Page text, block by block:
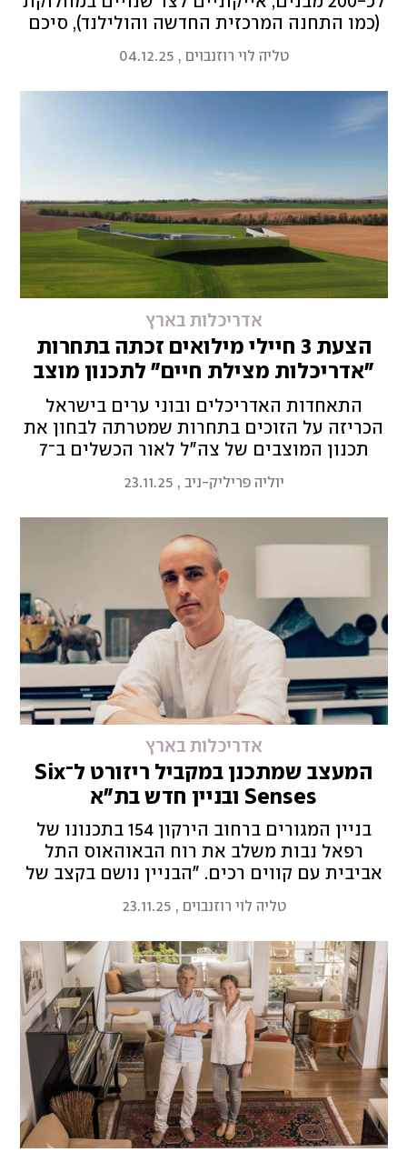
(כמו התחנה המרכזית החדשה והולילנד), סיכם
את משנתו: "לכל בניין שלי יש סיפור. כשאני יודע
את הסיפור, אני יודע איך לתכנן את הבניין"
טליה לוי רוזנבוים ,
04.12.25
אדריכלות בארץ
הצעת 3 חיילי מילואים זכתה בתחרות
"אדריכלות מצילת חיים" לתכנון מוצב
בטוח
התאחדות האדריכלים ובוני ערים בישראל
הכריזה על הזוכים בתחרות שמטרתה לבחון את
תכנון המוצבים של צה"ל לאור הכשלים ב־7
שלושה מילואימניקים שחברו לאדריכלית. הם
זכו לשבחים מיו"ר חבר השופטים, אלוף (מיל')
גיורא איילנד
יוליה פריליק-ניב ,
23.11.25
אדריכלות בארץ
המעצב שמתכנן במקביל ריזורט ל־Six
Senses ובניין חדש בת"א
בניין המגורים ברחוב הירקון 154 בתכנונו של
רפאל נבות משלב את רוח הבאוהאוס התל
אביבית עם קווים רכים. "הבניין נושם בקצב של
הים - עם תחושת תנועה המזכירה יאכטה", הוא
אומר על הפרויקט בקו ראשון לים שבו דירה
תימכר החל מ-4.98 מיליון שקל
טליה לוי רוזנבוים ,
23.11.25